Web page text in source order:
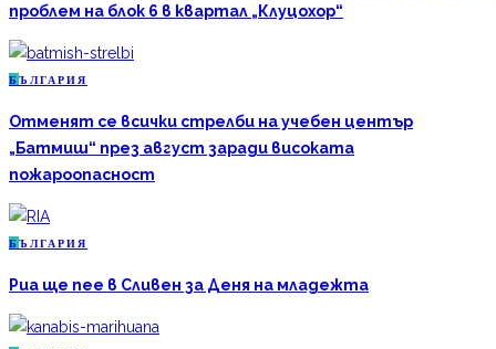
проблем на блок 6 в квартал „Клуцохор“
Б ЪЛГАРИЯ
Отменят се всички стрелби на учебен център
„Батмиш“ през август заради високата
пожароопасност
Б ЪЛГАРИЯ
Риа ще пее в Сливен за Деня на младежта